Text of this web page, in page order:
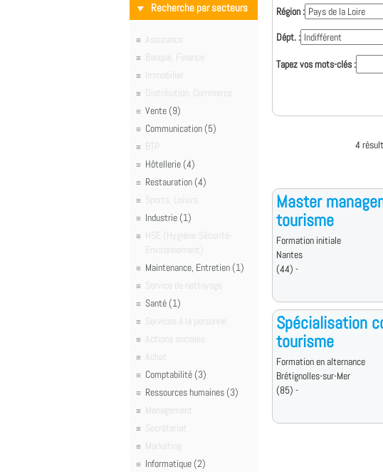
Recherche par secteurs
Assurance
Banque, Finance
Immobilier
Distribution, Commerce
Vente (9)
Communication (5)
BTP
Hôtellerie (4)
Restauration (4)
Sports, Loisirs
Industrie (1)
HSE (Hygiène-Sécurité-
Environnement)
Maintenance, Entretien (1)
Service de nettoyage
Santé (1)
Services à la personne
Actions sociales
Achat
Comptabilité (3)
Ressources humaines (3)
Management
Secrétariat
Marketing
Informatique (2)
Région :
Dépt. :
Tapez vos mots-clés :
4
Master
tourisme
Formation initiale
Nantes
(44) -
Spécialisation
tourisme
Formation en alternance
Brétignolles-sur-Mer
(85) -